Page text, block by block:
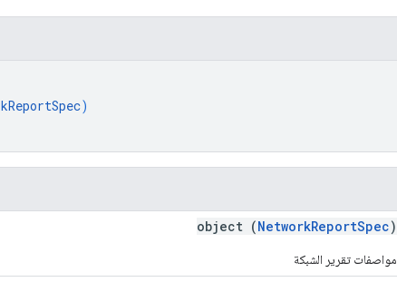
)
object (NetworkReportSpec)
مواصفات تقرير الشبكة